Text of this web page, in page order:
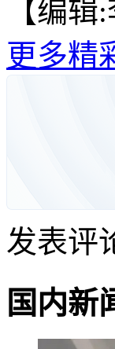
【编辑:
更多精
发表评
国内新